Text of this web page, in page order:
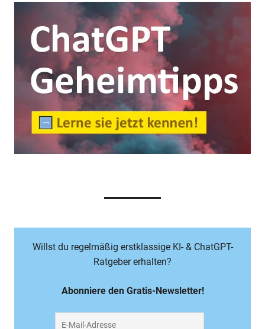
Willst du regelmäßig erstklassige KI- & ChatGPT-
Ratgeber erhalten?
Abonniere den Gratis-Newsletter!